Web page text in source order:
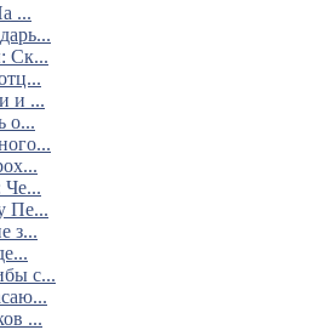
...
Ск...
и ...
о...
Че...
Пе...
з...
с...
...